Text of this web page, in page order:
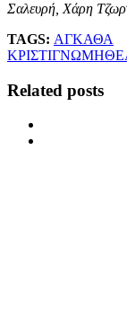
Σαλευρή, Χάρη
TAGS: ΑΓΚΑΘΑ
ΚΡΙΣΤΙΓΝΩΜΗ
Related posts